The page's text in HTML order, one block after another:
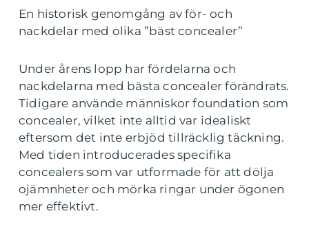
En historisk genomgång av för- och
nackdelar med olika ”bäst concealer”
Under årens lopp har fördelarna och
nackdelarna med bästa concealer förändrats.
Tidigare använde människor foundation som
concealer, vilket inte alltid var idealiskt
eftersom det inte erbjöd tillräcklig täckning.
Med tiden introducerades specifika
concealers som var utformade för att dölja
ojämnheter och mörka ringar under ögonen
mer effektivt.